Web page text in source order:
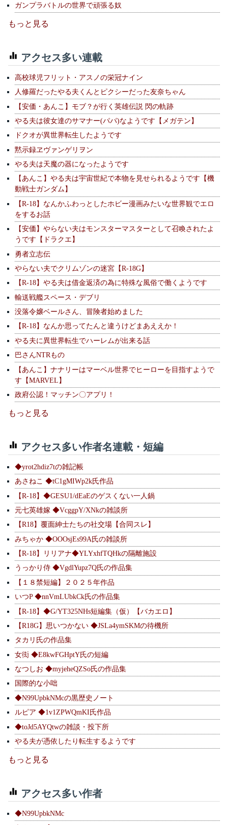
ガンプラバトルの世界で頑張る奴
もっと見る
アクセス多い連載
高校球児フリット・アスノの栄冠ナイン
人修羅だったやる夫くんとピクシーだった友奈ちゃん
【安価・あんこ】モブ？が行く英雄伝説 閃の軌跡
やる夫は彼女達のサマナー(パパ)なようです【メガテン】
ドクオが異世界転生したようです
黙示録ヱヴァンゲリヲン
やる夫は天魔の器になったようです
【あんこ】やる夫は宇宙世紀で本物を見せられるようです【機
動戦士ガンダム】
【R-18】なんかふわっとしたホビー漫画みたいな世界観でエロ
をするお話
【安価】やらない夫はモンスターマスターとして召喚されたよ
うです【ドラクエ】
勇者立志伝
やらない夫でクリムゾンの迷宮【R-18G】
【R-18】やる夫は借金返済の為に特殊な風俗で働くようです
輸送戦艦スペース・デブリ
没落令嬢ベールさん、冒険者始めました
【R-18】なんか思ってたんと違うけどまあええか！
やる夫に異世界転生でハーレムが出来る話
巴さんNTRもの
【あんこ】ナナリーはマーベル世界でヒーローを目指すようで
す【MARVEL】
政府公認！マッチン〇アプリ！
もっと見る
アクセス多い作者名連載・短編
◆yrot2hdiz7tの雑記帳
あさねこ ◆tC1gMIWp2k氏作品
【R-18】◆GESU1/dEaEのゲスくない一人鍋
元七英雄嫁 ◆VcggpY/XNkの雑談所
【R18】覆面紳士たちの社交場【合同スレ】
みちゃか ◆OOOsjEs99A氏の雑談所
【R-18】リリアナ◆YLYxhfTQHkの隔離施設
うっかり侍 ◆VgdlYupz7Q氏の作品集
【１８禁短編】２０２５年作品
いつP ◆nnVmLUbkCk氏の作品集
【R-18】◆G/YT325NHs短編集（仮）【バカエロ】
【R18G】思いつかない ◆JSLa4ymSKMの待機所
タカリ氏の作品集
女衒 ◆E8kwFGHptY氏の短編
なつしお ◆myjeheQZSo氏の作品集
国際的な小咄
◆N99UpbkNMcの黒歴史ノート
ルピア ◆1v1ZPWQmKI氏作品
◆toJd5AYQtwの雑談・投下所
やる夫が憑依したり転生するようです
もっと見る
アクセス多い作者
◆N99UpbkNMc